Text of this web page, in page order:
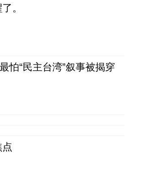
。
怕“民主台湾”叙事被揭穿